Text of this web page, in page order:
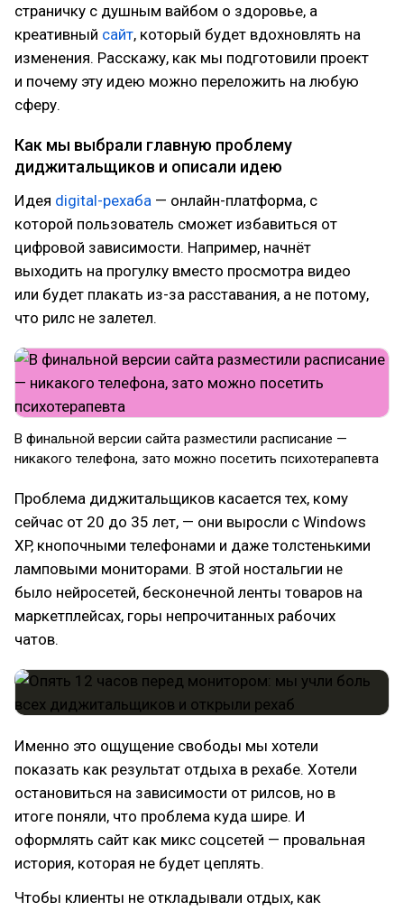
страничку с душным вайбом о здоровье, а
креативный сайт, который будет вдохновлять на
изменения. Расскажу, как мы подготовили проект
и почему эту идею можно переложить на любую
сферу.
Как мы выбрали главную проблему
диджитальщиков и описали идею
Идея digital-рехаба — онлайн-платформа, с
которой пользователь сможет избавиться от
цифровой зависимости. Например, начнёт
выходить на прогулку вместо просмотра видео
или будет плакать из-за расставания, а не потому,
что рилс не залетел.
В финальной версии сайта разместили расписание —
никакого телефона, зато можно посетить психотерапевта
Проблема диджитальщиков касается тех, кому
сейчас от 20 до 35 лет, — они выросли с Windows
XP, кнопочными телефонами и даже толстенькими
ламповыми мониторами. В этой ностальгии не
было нейросетей, бесконечной ленты товаров на
маркетплейсах, горы непрочитанных рабочих
чатов.
Именно это ощущение свободы мы хотели
показать как результат отдыха в рехабе. Хотели
остановиться на зависимости от рилсов, но в
итоге поняли, что проблема куда шире. И
оформлять сайт как микс соцсетей — провальная
история, которая не будет цеплять.
Чтобы клиенты не откладывали отдых, как